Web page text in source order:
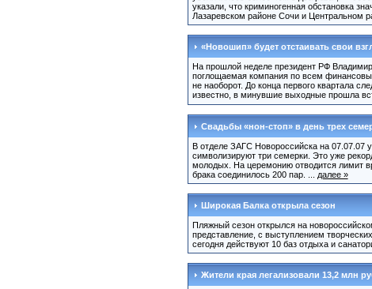
указали, что криминогенная обстановка
Лазаревском районе Сочи и Центральном
«Новошип» будет отстаивать свои
На прошлой неделе президент РФ
поглощаемая компания по всем
не наоборот. До конца первого квартала
известно, в минувшие выходные прошла
Свадьбы «нон-стоп» в день трех
В отделе ЗАГС Новороссийска на 07.07.07
символизируют три семерки. Это уже
молодых. На церемонию отводится лимит
брака соединилось 200 пар. ...
далее »
Широкая Балка открыла сезон
Пляжный сезон открылся на
представление, с выступлением
сегодня действуют 10 баз отдыха и
Жители края легализовали 13,2 млн